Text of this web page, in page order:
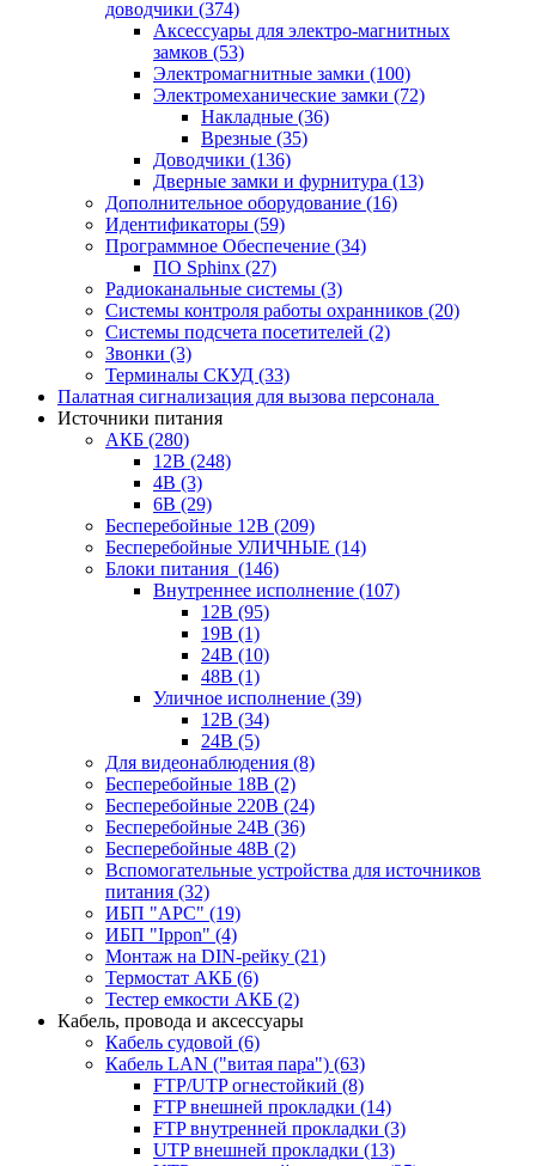
доводчики (374)
Аксессуары для электро-магнитных
замков (53)
Электромагнитные замки (100)
Электромеханические замки (72)
Накладные (36)
Врезные (35)
Доводчики (136)
Дверные замки и фурнитура (13)
Дополнительное оборудование (16)
Идентификаторы (59)
Программное Обеспечение (34)
ПО Sphinx (27)
Радиоканальные системы (3)
Системы контроля работы охранников (20)
Системы подсчета посетителей (2)
Звонки (3)
Терминалы СКУД (33)
Палатная сигнализация для вызова персонала
Источники питания
АКБ (280)
12В (248)
4В (3)
6В (29)
Бесперебойные 12В (209)
Бесперебойные УЛИЧНЫЕ (14)
Блоки питания (146)
Внутреннее исполнение (107)
12В (95)
19В (1)
24В (10)
48В (1)
Уличное исполнение (39)
12В (34)
24В (5)
Для видеонаблюдения (8)
Бесперебойные 18В (2)
Бесперебойные 220В (24)
Бесперебойные 24В (36)
Бесперебойные 48В (2)
Вспомогательные устройства для источников
питания (32)
ИБП "APC" (19)
ИБП "Ippon" (4)
Монтаж на DIN-рейку (21)
Термостат АКБ (6)
Тестер емкости АКБ (2)
Кабель, провода и аксессуары
Кабель судовой (6)
Кабель LAN ("витая пара") (63)
FTP/UTP огнестойкий (8)
FTP внешней прокладки (14)
FTP внутренней прокладки (3)
UTP внешней прокладки (13)